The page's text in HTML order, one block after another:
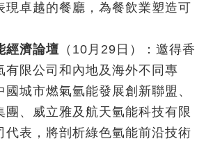
現卓越的餐廳，為餐飲業塑造可
經濟論壇 （10月29日）：邀得香
有限公司和內地及海外不同專
國城市燃氣氫能發展創新聯盟、
團、威立雅及航天氫能科技有限
代表，將剖析綠色氫能前沿技術